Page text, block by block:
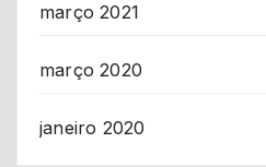
março 2021
março 2020
janeiro 2020